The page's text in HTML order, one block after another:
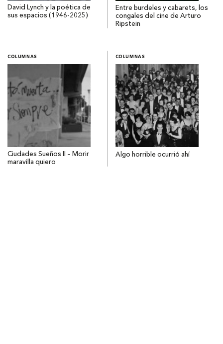
David Lynch y la poética de
sus espacios (1946-2025)
Entre burdeles y cabarets, los
congales del cine de Arturo
Ripstein
COLUMNAS
Ciudades Sueños II – Morir
maravilla quiero
COLUMNAS
Algo horrible ocurrió ahí